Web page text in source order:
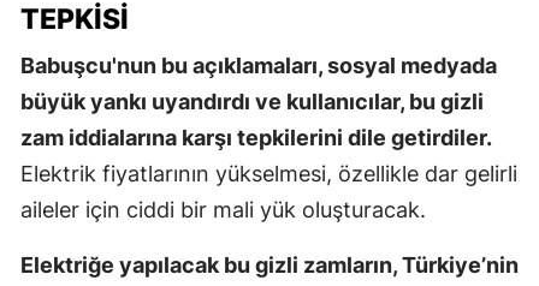
TEPKISI
Babuşcu'nun bu açıklamaları, sosyal medyada
büyük yankı uyandırdı ve kullanıcılar, bu gizli
zam iddialarına karşı tepkilerini dile getirdiler.
Elektrik fiyatlarının yükselmesi, özellikle dar gelirli
aileler için ciddi bir mali yük oluşturacak.
Elektriğe yapılacak bu gizli zamların, Türkiye’nin